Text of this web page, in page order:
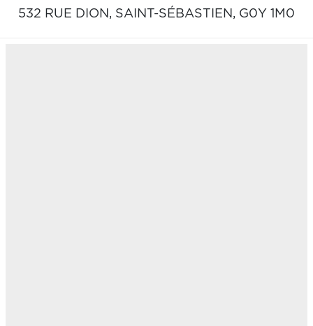
532 RUE DION, SAINT-SÉBASTIEN, G0Y 1M0